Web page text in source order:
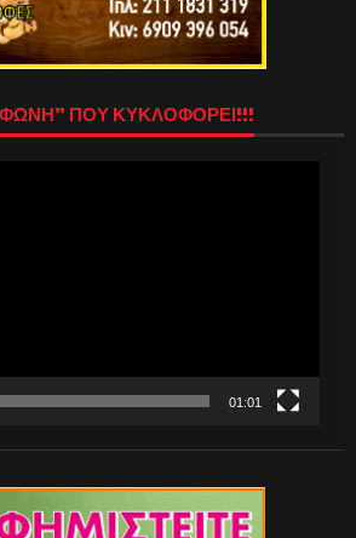
ΠΟΥ ΚΥΚΛΟΦΟΡΕΙ!!!
01:01